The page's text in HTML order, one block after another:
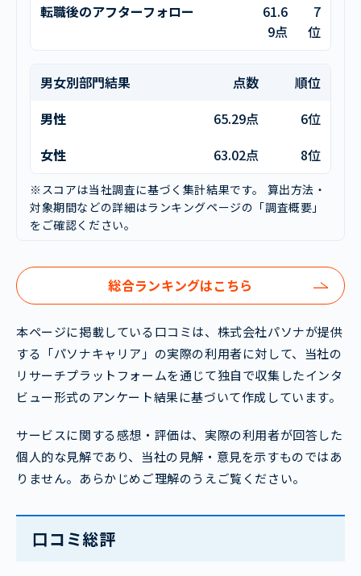
転職後のアフターフォロー
61.6
9点
7
位
男女別部門結果 点数
順位
男性
65.29点
6位
女性
63.02点 8位
※スコアは当社調査に基づく集計結果です。 算出方法・
対象期間などの詳細はランキングページの「調査概要」
をご確認ください。
総合ランキングはこちら
本ページに掲載している口コミは、株式会社パソナが提供
する「パソナキャリア」の実際の利用者に対して、当社の
リサーチプラットフォームを通じて独自で収集したインタ
ビュー形式のアンケート結果に基づいて作成しています。
サービスに関する感想・評価は、実際の利用者が回答した
個人的な見解であり、当社の見解・意見を示すものではあ
りません。あらかじめご理解のうえご覧ください。
口コミ総評